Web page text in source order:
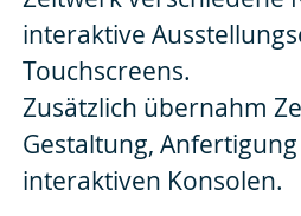
interaktive
Touchscreens.
Zusätzlich übernahm
Gestaltung,
interaktiven Konsolen.